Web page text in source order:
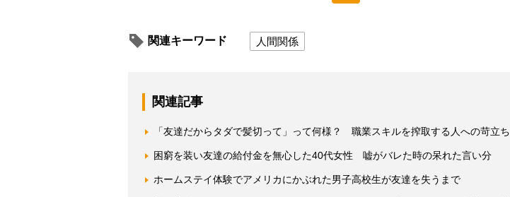
関連キーワード 人間関係
関連記事
「友達だからタダで髪切って」って何様？ 職業スキルを搾取する人への苛立ち
困窮を装い友達の給付金を無心した40代女性 嘘がバレた時の呆れた言い分
ホームステイ体験でアメリカにかぶれた男子高校生が友達を失うまで